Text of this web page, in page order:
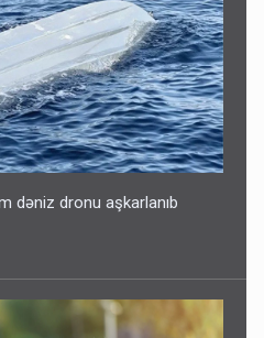
dəniz dronu aşkarlanıb